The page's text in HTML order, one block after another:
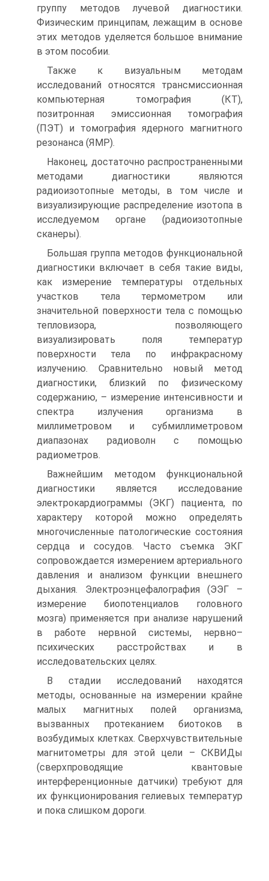
группу методов лучевой диагностики.
Физическим принципам, лежащим в основе
этих методов уделяется большое внимание
в этом пособии.
Также к визуальным методам
исследований относятся трансмиссионная
компьютерная томография (КТ),
позитронная эмиссионная томография
(ПЭТ) и томография ядерного магнитного
резонанса (ЯМР).
Наконец, достаточно распространенными
методами диагностики являются
радиоизотопные методы, в том числе и
визуализирующие распределение изотопа в
исследуемом органе (радиоизотопные
сканеры).
Большая группа методов функциональной
диагностики включает в себя такие виды,
как измерение температуры отдельных
участков тела термометром или
значительной поверхности тела с помощью
тепловизора, позволяющего
визуализировать поля температур
поверхности тела по инфракрасному
излучению. Сравнительно новый метод
диагностики, близкий по физическому
содержанию, – измерение интенсивности и
спектра излучения организма в
миллиметровом и субмиллиметровом
диапазонах радиоволн с помощью
радиометров.
Важнейшим методом функциональной
диагностики является исследование
электрокардиограммы (ЭКГ) пациента, по
характеру которой можно определять
многочисленные патологические состояния
сердца и сосудов. Часто съемка ЭКГ
сопровождается измерением артериального
давления и анализом функции внешнего
дыхания. Электроэнцефалография (ЭЭГ –
измерение биопотенциалов головного
мозга) применяется при анализе нарушений
в работе нервной системы, нервно–
психических расстройствах и в
исследовательских целях.
В стадии исследований находятся
методы, основанные на измерении крайне
малых магнитных полей организма,
вызванных протеканием биотоков в
возбудимых клетках. Сверхчувствительные
магнитометры для этой цели – СКВИДы
(сверхпроводящие квантовые
интерференционные датчики) требуют для
их функционирования гелиевых температур
и пока слишком дороги.